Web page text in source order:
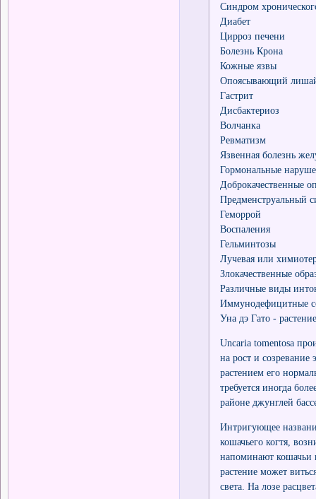
Синдром
Диабет
Цирроз печени
Болезнь Крона
Кожные язвы
Опоясывающий
Гастрит
Дисбактериоз
Волчанка
Ревматизм
Язвенная болезнь
Гормональные
Доброкачественные
Предменструальный
Геморрой
Воспаления
Гельминтозы
Лучевая или
Злокачественные
Различные виды
Иммунодефицитные
Уна дэ Гато -
Uncaria tomentosa
на рост и созревание
растением его
требуется иногда
районе джунглей
Интригующее
кошачьего когтя,
напоминают кошачьи
растение может
света. На лозе